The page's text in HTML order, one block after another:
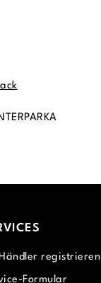
registrieren
Formular